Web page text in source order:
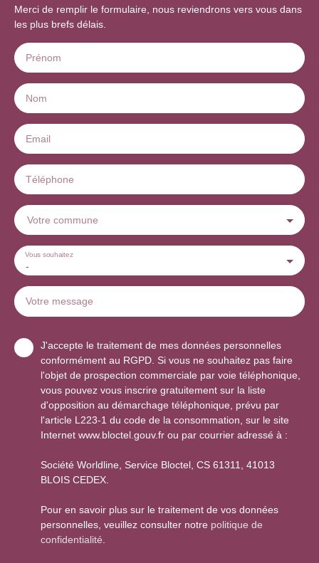
Merci de remplir le formulaire, nous reviendrons vers vous dans
les plus brefs délais.
Prénom
Nom
Email
Téléphone
Votre commune
-
Vous souhaitez
Votre message
J'accepte le traitement de mes données personnelles
conformément au RGPD. Si vous ne souhaitez pas faire
l'objet de prospection commerciale par voie téléphonique,
vous pouvez vous inscrire gratuitement sur la liste
d'opposition au démarchage téléphonique, prévu par
l'article L223-1 du code de la consommation, sur le site
Internet www.bloctel.gouv.fr ou par courrier adressé à :
Société Worldline, Service Bloctel, CS 61311, 41013
BLOIS CEDEX.
Pour en savoir plus sur le traitement de vos données
personnelles, veuillez consulter notre politique de
confidentialité